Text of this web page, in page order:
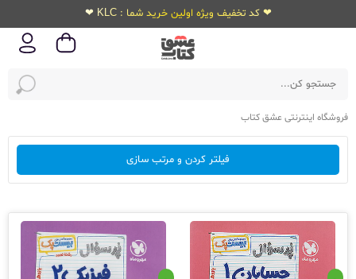
❤ کد تخفیف ویژه اولین خرید شما : KLC ❤
فروشگاه اینترنتی عشق کتاب
فیلتر کردن و مرتب سازی